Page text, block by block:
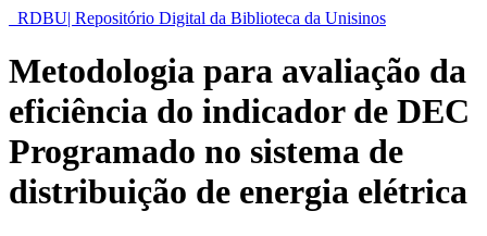
RDBU| Repositório Digital da Biblioteca da Unisinos
Metodologia para avaliação da
eficiência do indicador de DEC
Programado no sistema de
distribuição de energia elétrica